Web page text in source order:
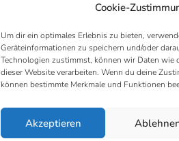
Cookie-
Um dir ein optimales Erlebnis zu bieten,
Geräteinformationen zu speichern und/oder
Technologien zustimmst, können wir Daten wie
dieser Website verarbeiten. Wenn du deine
können bestimmte Merkmale und Funktionen
Akzeptieren